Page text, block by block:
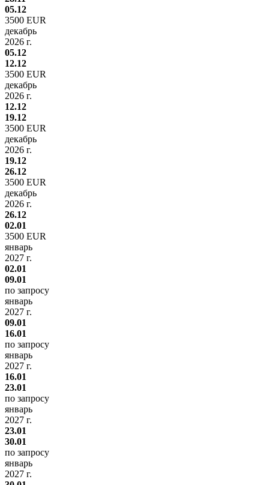
05.12
3500 EUR
декабрь
2026 г.
05.12
12.12
3500 EUR
декабрь
2026 г.
12.12
19.12
3500 EUR
декабрь
2026 г.
19.12
26.12
3500 EUR
декабрь
2026 г.
26.12
02.01
3500 EUR
январь
2027 г.
02.01
09.01
по запросу
январь
2027 г.
09.01
16.01
по запросу
январь
2027 г.
16.01
23.01
по запросу
январь
2027 г.
23.01
30.01
по запросу
январь
2027 г.